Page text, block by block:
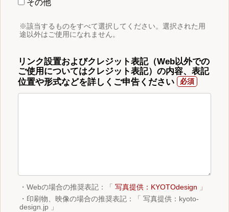
その他
※該当するものをすべて選択してください。選択された用
途以外はご使用になれません。
リンク設置およびクレジット表記（Web以外での
ご使用についてはクレジット表記）の内容、表記
位置や形式などを詳しくご申告ください
・Webの場合の推奨表記：「 写真提供：KYOTOdesign 」
・印刷物、映像の場合の推奨表記：「 写真提供：kyoto-
design.jp 」